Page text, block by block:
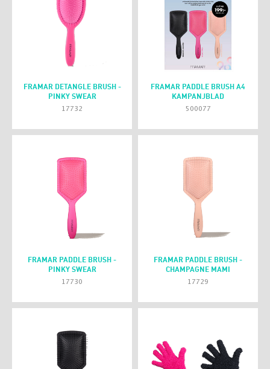
FRAMAR DETANGLE BRUSH -
PINKY SWEAR
17732
FRAMAR PADDLE BRUSH A4
KAMPANJBLAD
500077
FRAMAR PADDLE BRUSH -
PINKY SWEAR
17730
FRAMAR PADDLE BRUSH -
CHAMPAGNE MAMI
17729